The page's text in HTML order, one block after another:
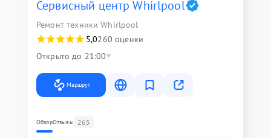
Сервисный центр Whirlpool
Ремонт техники Whirlpool
5,0260 оценки
Открыто до 21:00
Маршрут
ОбзорОтзывы 265